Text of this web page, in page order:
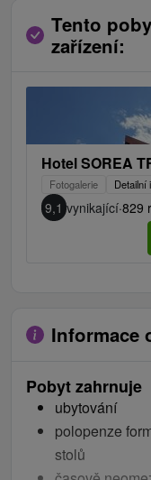
Tento
zařízení:
Hotel SOREA
Fotogalerie Detailní
9,1 vynikající·829
Informace
Pobyt zahrnuje
ubytování
polopenze
stolů